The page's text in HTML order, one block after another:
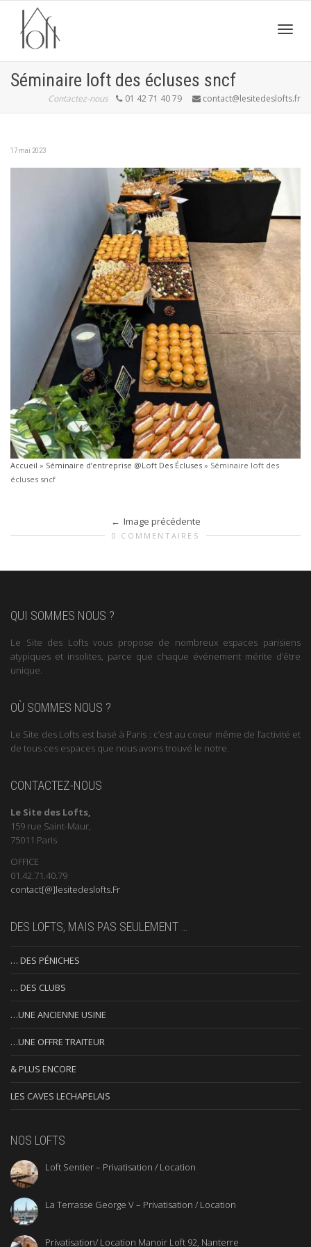
Séminaire loft des écluses sncf
Contactez-nous 01 42 71 40 79 contact@lesitedeslofts.fr
17 mai 2023
Accueil » Séminaire d’entreprise @Loft Des Écluses » Séminaire loft des
écluses sncf
Image précédente
0 COMMENTAIRES
QUI SOMMES NOUS ?
Le Site des Lofts vous propose de nombreux espaces parisiens
atypiques et insolites, parce que chaque événement mérite d’être
unique.
OÙ SOMMES NOUS ?
Le Site des Lofts est basé à Paris : c’est au coeur même de l’activité et
de tous ces espaces que nous avons trouvé le notre.
CONTACTEZ-NOUS
Le Site des Lofts,
159 rue Saint-Maur,
75011 Paris
OFFICE
01.42.71.40.79
contact[@]lesitedeslofts.Fr
DES LOFTS, MAIS PAS SEULEMENT …
… DES PÉNICHES
… DES CLUBS
…UNE ANCIENNE USINE
…UNE OFFRE TRAITEUR
& PLUS ENCORE
LES CAVES LECHAPELAIS
NOS LOFTS
Loft Sentier – Privatisation / Location
La Terrasse George V – Privatisation / Location
Privatisation/ Location Manoir Loft 92, Nanterre